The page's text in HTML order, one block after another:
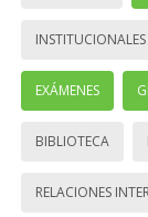
INSTITUCIONALES
EXÁMENES
BIBLIOTECA
RELACIONES